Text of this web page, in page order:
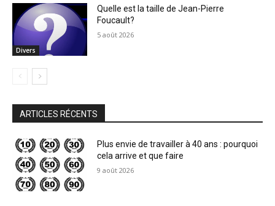
Divers
Quelle est la taille de Jean-Pierre
Foucault?
5 août 2026
ARTICLES RÉCENTS
Plus envie de travailler à 40 ans : pourquoi
cela arrive et que faire
9 août 2026